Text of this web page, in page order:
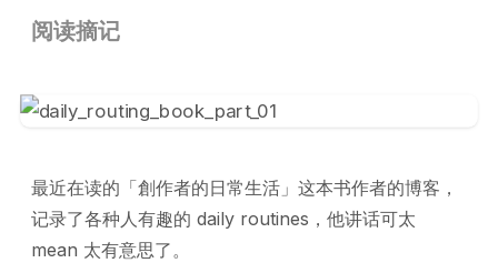
阅读摘记
最近在读的「創作者的日常生活」这本书作者的博客，
记录了各种人有趣的 daily routines，他讲话可太
mean 太有意思了。